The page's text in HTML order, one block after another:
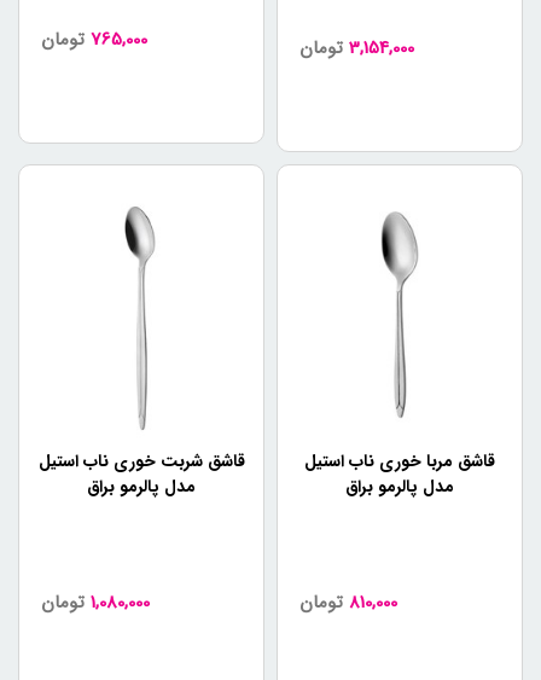
3,154,000 تومان 765,000 تومان
قاشق مربا خوری ناب استیل
مدل پالرمو براق
810,000 تومان
قاشق شربت خوری ناب استیل
مدل پالرمو براق
1,080,000 تومان